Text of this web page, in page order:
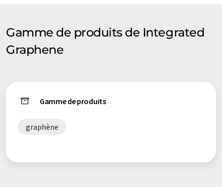
Gamme de produits de Integrated
Graphene
Gamme de produits
graphène